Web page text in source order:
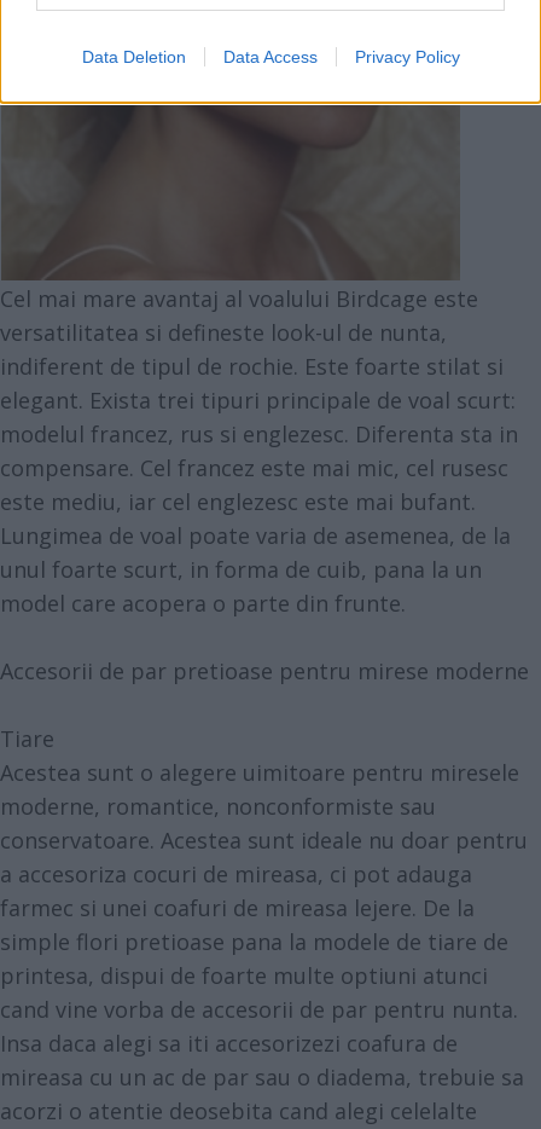
Data Deletion Data Access Privacy Policy
Cel mai mare avantaj al voalului Birdcage este
versatilitatea si defineste look-ul de nunta,
indiferent de tipul de rochie. Este foarte stilat si
elegant. Exista trei tipuri principale de voal scurt:
modelul francez, rus si englezesc. Diferenta sta in
compensare. Cel francez este mai mic, cel rusesc
este mediu, iar cel englezesc este mai bufant.
Lungimea de voal poate varia de asemenea, de la
unul foarte scurt, in forma de cuib, pana la un
model care acopera o parte din frunte.
Accesorii de par pretioase pentru mirese moderne
Tiare
Acestea sunt o alegere uimitoare pentru miresele
moderne, romantice, nonconformiste sau
conservatoare. Acestea sunt ideale nu doar pentru
a accesoriza cocuri de mireasa, ci pot adauga
farmec si unei coafuri de mireasa lejere. De la
simple flori pretioase pana la modele de tiare de
printesa, dispui de foarte multe optiuni atunci
cand vine vorba de accesorii de par pentru nunta.
Insa daca alegi sa iti accesorizezi coafura de
mireasa cu un ac de par sau o diadema, trebuie sa
acorzi o atentie deosebita cand alegi celelalte